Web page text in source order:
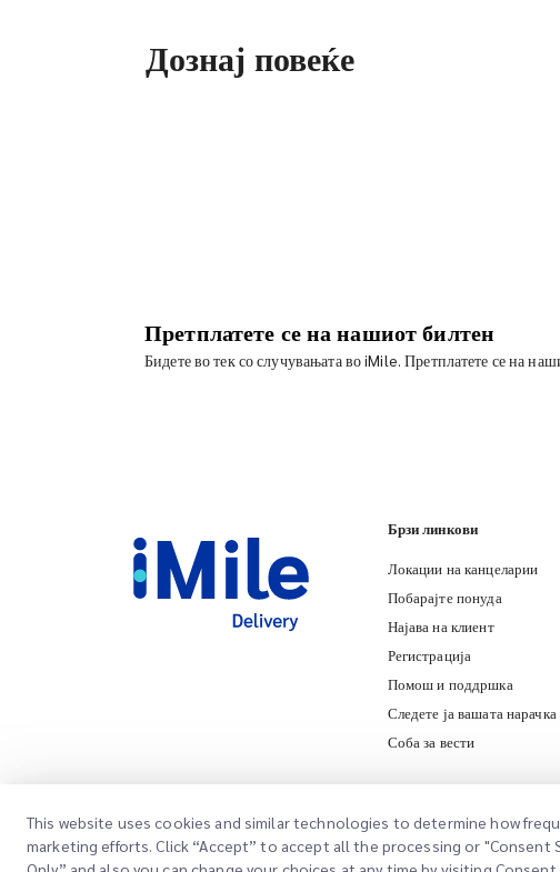
Дознај повеќе
Претплатете се на нашиот билтен
Бидете во тек со случувањата во iMile. Претплатете се на
Брзи линкови
Локации на канцеларии
Побарајте понуда
Најава на клиент
Регистрација
Помош и поддршка
Следете ја вашата нарачка
Соба за вести
This website uses cookies and similar technologies to determine how
marketing efforts. Click “Accept” to accept all the processing or